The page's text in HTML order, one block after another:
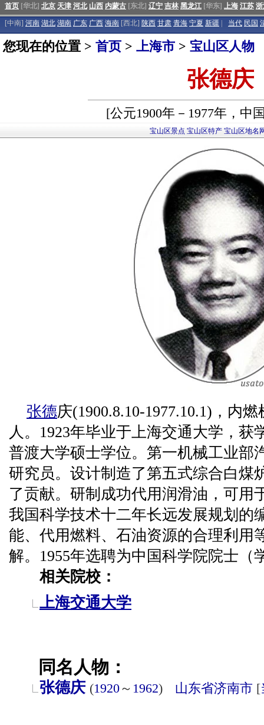
首页 [华北] 北京 天津 河北 山西 内蒙古 [东北] 辽宁 吉林 黑龙江 [华东] 上海 江苏
[中南] 河南 湖北 湖南 广东 广西 海南 [西北] 陕西 甘肃 青海 宁夏 新疆 当代 民国
您现在的位置 > 首页 > 上海市 > 宝山区人物
张德庆
[公元1900年－1977年，中
宝山区景点 宝山区特产 宝山区地名
张德庆(1900.8.10-1977.10.1)，内
人。1923年毕业于上海交通大学，获
普渡大学硕士学位。第一机械工业部
研究员。设计制造了第五式综合白煤
了贡献。研制成功代用润滑油，可用
我国科学技术十二年长远发展规划的
能、代用燃料、石油资源的合理利用
解。1955年选聘为中国科学院院士（
相关院校：
上海交通大学
同名人物：
张德庆 (1920～ 1962) 山东省济南市 [